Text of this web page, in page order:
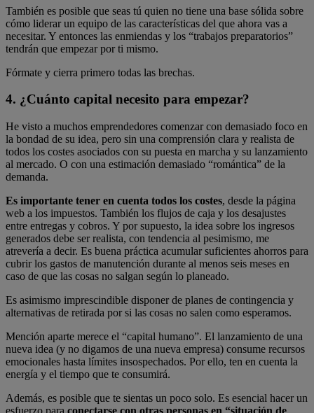
También es posible que seas tú quien no tiene una base sólida sobre
cómo liderar un equipo de las características del que ahora vas a
necesitar. Y entonces las enmiendas y los “trabajos preparatorios”
tendrán que empezar por ti mismo.
Fórmate y cierra primero todas las brechas.
4. ¿Cuánto capital necesito para empezar?
He visto a muchos emprendedores comenzar con demasiado foco en
la bondad de su idea, pero sin una comprensión clara y realista de
todos los costes asociados con su puesta en marcha y su lanzamiento
al mercado. O con una estimación demasiado “romántica” de la
demanda.
Es importante tener en cuenta todos los costes, desde la página
web a los impuestos. También los flujos de caja y los desajustes
entre entregas y cobros. Y por supuesto, la idea sobre los ingresos
generados debe ser realista, con tendencia al pesimismo, me
atrevería a decir. Es buena práctica acumular suficientes ahorros para
cubrir los gastos de manutención durante al menos seis meses en
caso de que las cosas no salgan según lo planeado.
Es asimismo imprescindible disponer de planes de contingencia y
alternativas de retirada por si las cosas no salen como esperamos.
Mención aparte merece el “capital humano”. El lanzamiento de una
nueva idea (y no digamos de una nueva empresa) consume recursos
emocionales hasta límites insospechados. Por ello, ten en cuenta la
energía y el tiempo que te consumirá.
Además, es posible que te sientas un poco solo. Es esencial hacer un
esfuerzo para conectarse con otras personas en “situación de